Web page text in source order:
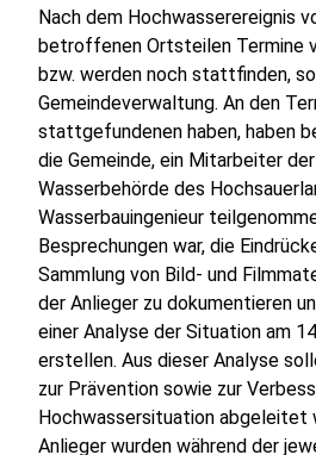
Nach dem Hochwasserereignis
betroffenen Ortsteilen Termine
bzw. werden noch stattfinden,
Gemeindeverwaltung. An den
stattgefundenen haben, haben
die Gemeinde, ein Mitarbeiter
Wasserbehörde des
Wasserbauingenieur
Besprechungen war, die
Sammlung von Bild- und
der Anlieger zu dokumentieren
einer Analyse der Situation am
erstellen. Aus dieser Analyse
zur Prävention sowie zur
Hochwassersituation abgeleitet
Anlieger wurden während der